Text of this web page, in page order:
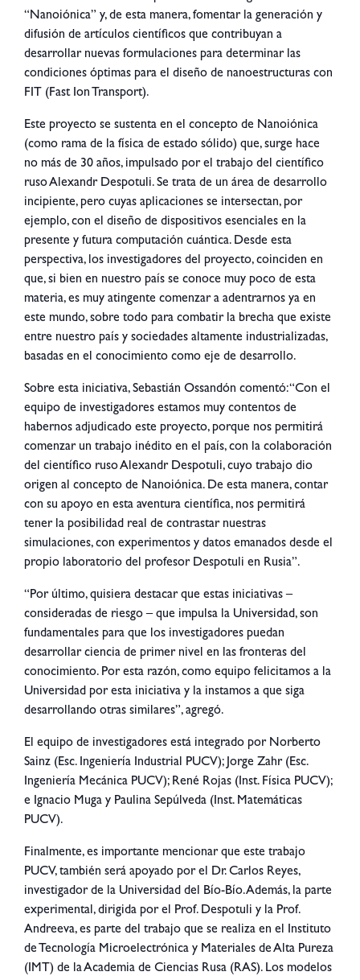
“Nanoiónica” y, de esta manera, fomentar la generación y
difusión de artículos científicos que contribuyan a
desarrollar nuevas formulaciones para determinar las
condiciones óptimas para el diseño de nanoestructuras con
FIT (Fast Ion Transport).
Este proyecto se sustenta en el concepto de Nanoiónica
(como rama de la física de estado sólido) que, surge hace
no más de 30 años, impulsado por el trabajo del científico
ruso Alexandr Despotuli. Se trata de un área de desarrollo
incipiente, pero cuyas aplicaciones se intersectan, por
ejemplo, con el diseño de dispositivos esenciales en la
presente y futura computación cuántica. Desde esta
perspectiva, los investigadores del proyecto, coinciden en
que, si bien en nuestro país se conoce muy poco de esta
materia, es muy atingente comenzar a adentrarnos ya en
este mundo, sobre todo para combatir la brecha que existe
entre nuestro país y sociedades altamente industrializadas,
basadas en el conocimiento como eje de desarrollo.
Sobre esta iniciativa, Sebastián Ossandón comentó: “Con el
equipo de investigadores estamos muy contentos de
habernos adjudicado este proyecto, porque nos permitirá
comenzar un trabajo inédito en el país, con la colaboración
del científico ruso Alexandr Despotuli, cuyo trabajo dio
origen al concepto de Nanoiónica. De esta manera, contar
con su apoyo en esta aventura científica, nos permitirá
tener la posibilidad real de contrastar nuestras
simulaciones, con experimentos y datos emanados desde el
propio laboratorio del profesor Despotuli en Rusia”.
“Por último, quisiera destacar que estas iniciativas –
consideradas de riesgo – que impulsa la Universidad, son
fundamentales para que los investigadores puedan
desarrollar ciencia de primer nivel en las fronteras del
conocimiento. Por esta razón, como equipo felicitamos a la
Universidad por esta iniciativa y la instamos a que siga
desarrollando otras similares”, agregó.
El equipo de investigadores está integrado por Norberto
Sainz (Esc. Ingeniería Industrial PUCV); Jorge Zahr (Esc.
Ingeniería Mecánica PUCV); René Rojas (Inst. Física PUCV);
e Ignacio Muga y Paulina Sepúlveda (Inst. Matemáticas
PUCV).
Finalmente, es importante mencionar que este trabajo
PUCV, también será apoyado por el Dr. Carlos Reyes,
investigador de la Universidad del Bío-Bío. Además, la parte
experimental, dirigida por el Prof. Despotuli y la Prof.
Andreeva, es parte del trabajo que se realiza en el Instituto
de Tecnología Microelectrónica y Materiales de Alta Pureza
(IMT) de la Academia de Ciencias Rusa (RAS). Los modelos